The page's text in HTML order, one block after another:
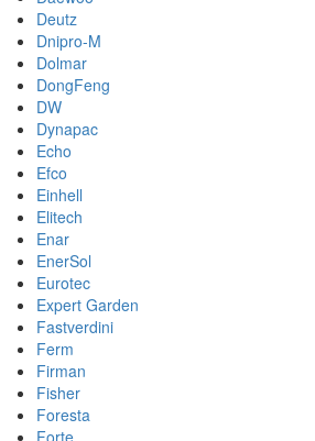
Deutz
Dnipro-M
Dolmar
DongFeng
DW
Dynapac
Echo
Efco
Einhell
Elitech
Enar
EnerSol
Eurotec
Expert Garden
Fastverdini
Ferm
Firman
Fisher
Foresta
Forte